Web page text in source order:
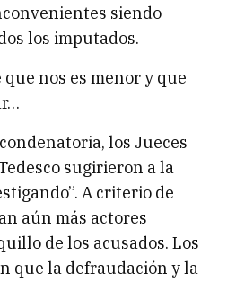
siendo
los imputados.
nos es menor y que
los Jueces
sugirieron a la
A criterio de
aún más actores
de los acusados. Los
que la defraudación y la